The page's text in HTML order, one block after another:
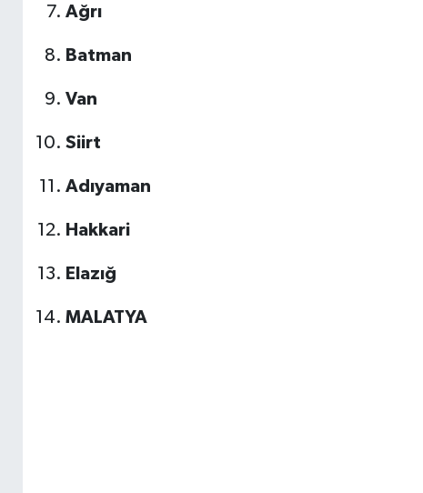
Ağrı
Batman
Van
Siirt
Adıyaman
Hakkari
Elazığ
MALATYA